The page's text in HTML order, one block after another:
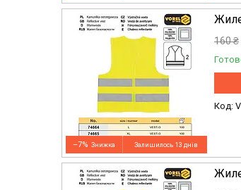
–7% Залишилось 13 днів
160 ₴